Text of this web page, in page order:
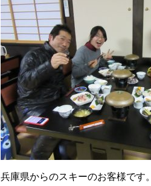
兵庫県からのスキーのお客様です。